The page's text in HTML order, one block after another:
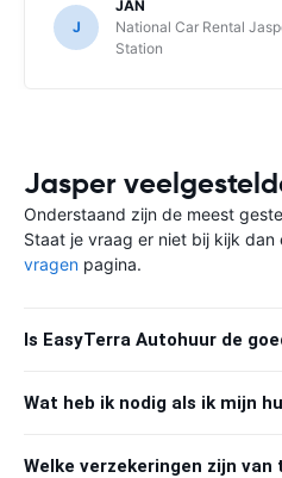
J
JAN
National Car Rental
Station
Jasper
Onderstaand zijn de meest
Staat je vraag er niet bij kijk dan
vragen pagina.
Is EasyTerra Autohuur de
Wat heb ik nodig als ik mijn
Welke verzekeringen zijn van